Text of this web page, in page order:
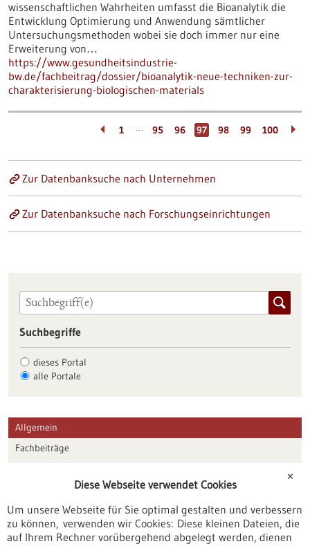
wissenschaftlichen Wahrheiten umfasst die Bioanalytik die
Entwicklung Optimierung und Anwendung sämtlicher
Untersuchungsmethoden wobei sie doch immer nur eine
Erweiterung von…
https://www.gesundheitsindustrie-
bw.de/fachbeitrag/dossier/bioanalytik-neue-techniken-zur-
charakterisierung-biologischen-materials
1 … 95 96 97 98 99 100
Zur Datenbanksuche nach Unternehmen
Zur Datenbanksuche nach Forschungseinrichtungen
Suchbegriffe
dieses Portal
alle Portale
Allgemein
Fachbeiträge
Veranstaltungen
Erscheinungsdatum
✕
Diese Webseite verwendet Cookies
Um unsere Webseite für Sie optimal gestalten und verbessern
zu können, verwenden wir Cookies: Diese kleinen Dateien, die
auf Ihrem Rechner vorübergehend abgelegt werden, dienen